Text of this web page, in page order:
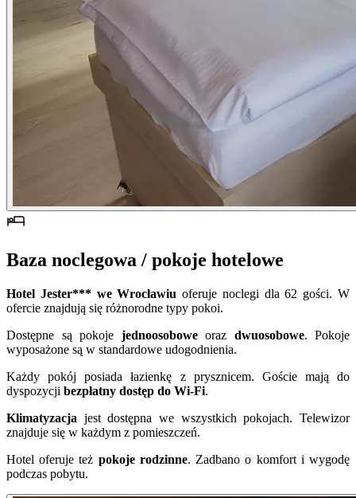
Baza noclegowa / pokoje hotelowe
Hotel Jester*** we Wrocławiu oferuje noclegi dla 62 gości. W
ofercie znajdują się różnorodne typy pokoi.
Dostępne są pokoje jednoosoboweoraz dwuosobowe. Pokoje
wyposażone są w standardowe udogodnienia.
Każdy pokój posiada łazienkę z prysznicem. Goście mają do
dyspozycji bezpłatny dostęp do Wi-Fi.
Klimatyzacja jest dostępna we wszystkich pokojach. Telewizor
znajduje się w każdym z pomieszczeń.
Hotel oferuje też pokoje rodzinne. Zadbano o komfort i wygodę
podczas pobytu.